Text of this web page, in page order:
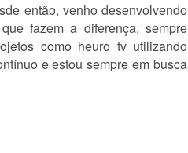
então, venho desenvolvendo
fazem a diferença, sempre
como heuro tv utilizando
e estou sempre em busca